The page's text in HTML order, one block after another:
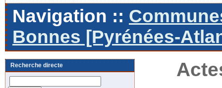
Navigation ::
Bonnes [Pyrénées-
Recherche directe